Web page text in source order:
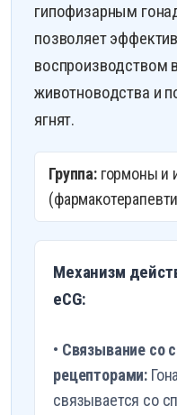
гипофизарным
позволяет
воспроизводством
животноводства и
ягнят.
Группа:гормоны и
Механизм
eCG:
• Связывание со
рецепторами:
связывается со